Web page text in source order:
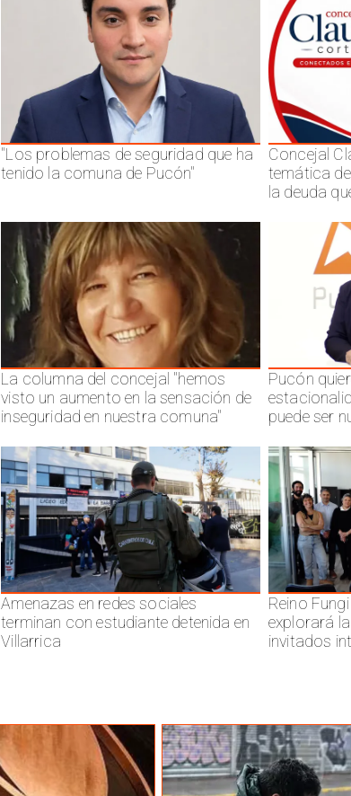
"Los problemas de seguridad que ha
tenido la comuna de Pucón"
Concejal
temática
la deuda
La columna del concejal "hemos
visto un aumento en la sensación de
inseguridad en nuestra comuna"
Pucón
puede ser
Amenazas en redes sociales
terminan con estudiante detenida en
Villarrica
Reino
explorará
invitados